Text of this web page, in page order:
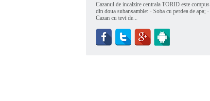
Cazanul de incalzire centrala TORID este compus
din doua subansamble: - Soba cu perdea de apa; -
Cazan cu tevi de...